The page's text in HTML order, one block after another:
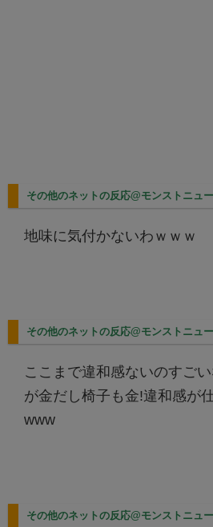
その他のネットの反応@モンストニュ
地味に気付かないわｗｗｗ
その他のネットの反応@モンストニュ
ここまで違和感ないのすご
が金だし椅子も金!違和感が
www
その他のネットの反応@モンストニュ